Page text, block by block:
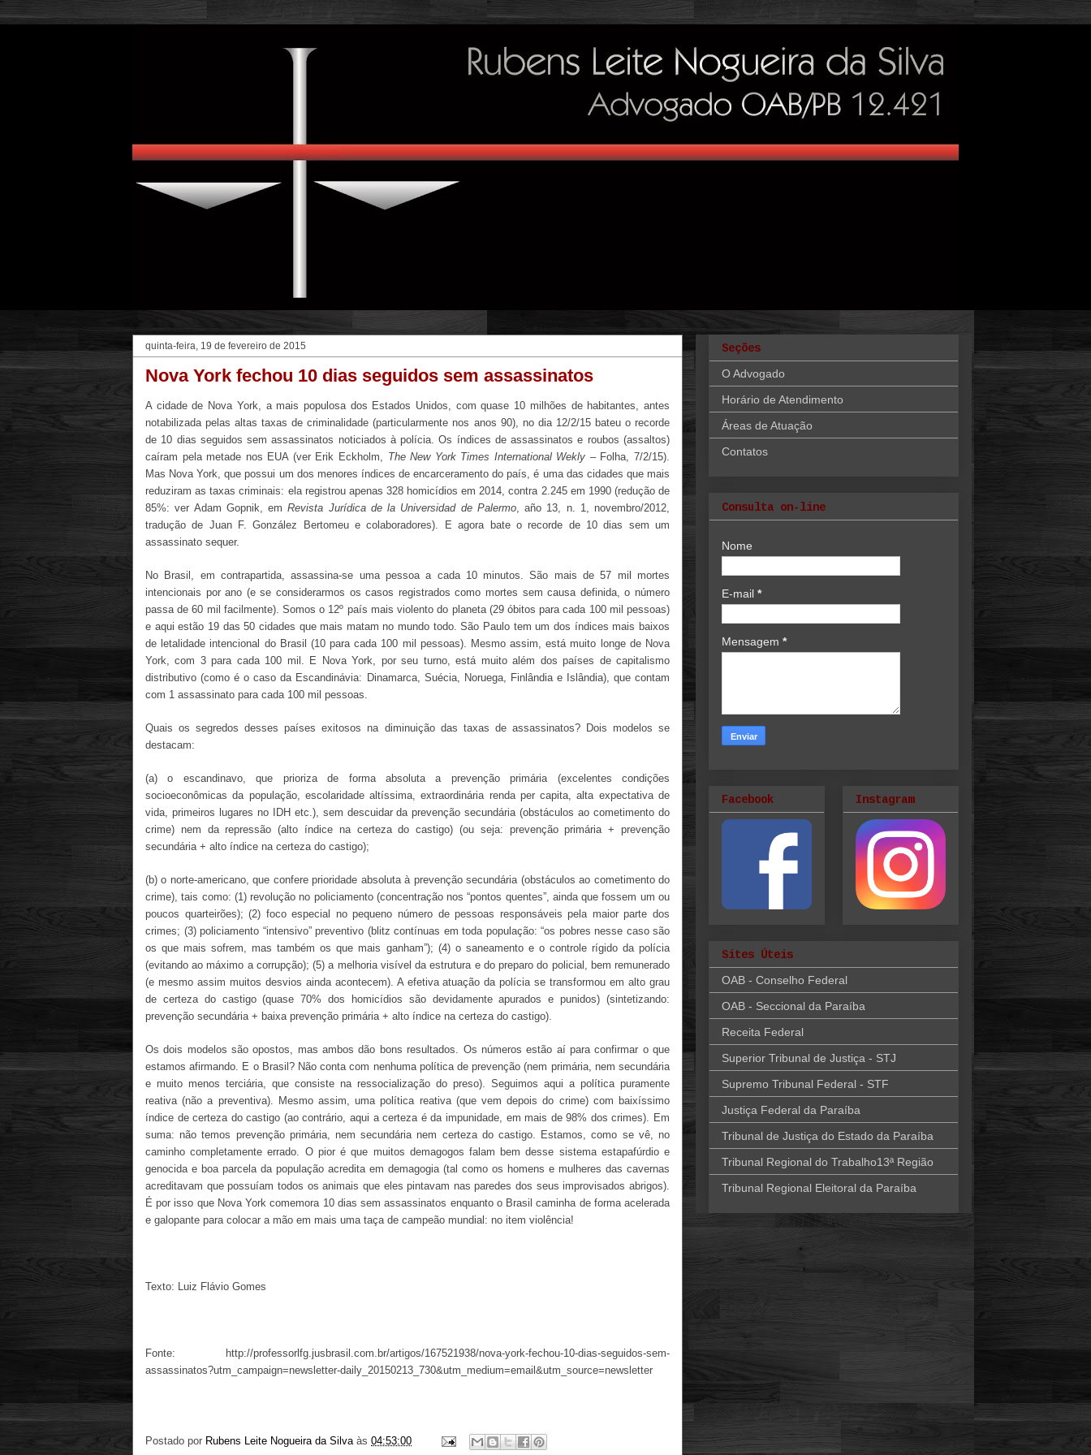
quinta-feira, 19 de fevereiro de 2015
Nova York fechou 10 dias seguidos sem assassinatos
A cidade de Nova York, a mais populosa dos Estados Unidos, com quase 10 milhões de habitantes, antes
notabilizada pelas altas taxas de criminalidade (particularmente nos anos 90), no dia 12/2/15 bateu o recorde
de 10 dias seguidos sem assassinatos noticiados à polícia. Os índices de assassinatos e roubos (assaltos)
caíram pela metade nos EUA (ver Erik Eckholm, The New York Times International Wekly – Folha, 7/2/15).
Mas Nova York, que possui um dos menores índices de encarceramento do país, é uma das cidades que mais
reduziram as taxas criminais: ela registrou apenas 328 homicídios em 2014, contra 2.245 em 1990 (redução de
85%: ver Adam Gopnik, emRevista Jurídica de la Universidad de Palermo, año 13, n. 1, novembro/2012,
tradução de Juan F. González Bertomeu e colaboradores). E agora bate o recorde de 10 dias sem um
assassinato sequer.
No Brasil, em contrapartida, assassina-se uma pessoa a cada 10 minutos. São mais de 57 mil mortes
intencionais por ano (e se considerarmos os casos registrados como mortes sem causa definida, o número
passa de 60 mil facilmente). Somos o 12º país mais violento do planeta (29 óbitos para cada 100 mil pessoas)
e aqui estão 19 das 50 cidades que mais matam no mundo todo. São Paulo tem um dos índices mais baixos
de letalidade intencional do Brasil (10 para cada 100 mil pessoas). Mesmo assim, está muito longe de Nova
York, com 3 para cada 100 mil. E Nova York, por seu turno, está muito além dos países de capitalismo
distributivo (como é o caso da Escandinávia: Dinamarca, Suécia, Noruega, Finlândia e Islândia), que contam
com 1 assassinato para cada 100 mil pessoas.
Quais os segredos desses países exitosos na diminuição das taxas de assassinatos? Dois modelos se
destacam:
(a) o escandinavo, que prioriza de forma absoluta a prevenção primária (excelentes condições
socioeconômicas da população, escolaridade altíssima, extraordinária renda per capita, alta expectativa de
vida, primeiros lugares no IDH etc.), sem descuidar da prevenção secundária (obstáculos ao cometimento do
crime) nem da repressão (alto índice na certeza do castigo) (ou seja: prevenção primária + prevenção
secundária + alto índice na certeza do castigo);
(b) o norte-americano, que confere prioridade absoluta à prevenção secundária (obstáculos ao cometimento do
crime), tais como: (1) revolução no policiamento (concentração nos “pontos quentes”, ainda que fossem um ou
poucos quarteirões); (2) foco especial no pequeno número de pessoas responsáveis pela maior parte dos
crimes; (3) policiamento “intensivo” preventivo (blitz contínuas em toda população: “os pobres nesse caso são
os que mais sofrem, mas também os que mais ganham”); (4) o saneamento e o controle rígido da polícia
(evitando ao máximo a corrupção); (5) a melhoria visível da estrutura e do preparo do policial, bem remunerado
(e mesmo assim muitos desvios ainda acontecem). A efetiva atuação da polícia se transformou em alto grau
de certeza do castigo (quase 70% dos homicídios são devidamente apurados e punidos) (sintetizando:
prevenção secundária + baixa prevenção primária + alto índice na certeza do castigo).
Os dois modelos são opostos, mas ambos dão bons resultados. Os números estão aí para confirmar o que
estamos afirmando. E o Brasil? Não conta com nenhuma política de prevenção (nem primária, nem secundária
e muito menos terciária, que consiste na ressocialização do preso). Seguimos aqui a política puramente
reativa (não a preventiva). Mesmo assim, uma política reativa (que vem depois do crime) com baixíssimo
índice de certeza do castigo (ao contrário, aqui a certeza é da impunidade, em mais de 98% dos crimes). Em
suma: não temos prevenção primária, nem secundária nem certeza do castigo. Estamos, como se vê, no
caminho completamente errado. O pior é que muitos demagogos falam bem desse sistema estapafúrdio e
genocida e boa parcela da população acredita em demagogia (tal como os homens e mulheres das cavernas
acreditavam que possuíam todos os animais que eles pintavam nas paredes dos seus improvisados abrigos).
É por isso que Nova York comemora 10 dias sem assassinatos enquanto o Brasil caminha de forma acelerada
e galopante para colocar a mão em mais uma taça de campeão mundial: no item violência!
Texto: Luiz Flávio Gomes
Fonte:
http://professorlfg.jusbrasil.com.br/artigos/167521938/nova-york-fechou-10-dias-seguidos-sem-
assassinatos?utm_campaign=newsletter-daily_20150213_730&utm_medium=email&utm_source=newsletter
Postado por Rubens Leite Nogueira da Silva às 04:53:00
Seções
O Advogado
Horário de Atendimento
Áreas de Atuação
Contatos
Consulta on-line
Nome
E-mail *
Mensagem *
Facebook Instagram
Sites Úteis
OAB - Conselho Federal
OAB - Seccional da Paraíba
Receita Federal
Superior Tribunal de Justiça - STJ
Supremo Tribunal Federal - STF
Justiça Federal da Paraíba
Tribunal de Justiça do Estado da Paraíba
Tribunal Regional do Trabalho13ª Região
Tribunal Regional Eleitoral da Paraíba